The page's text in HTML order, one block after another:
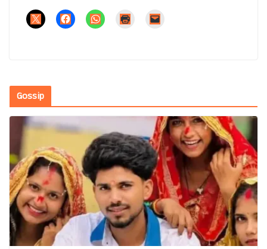
Gossip